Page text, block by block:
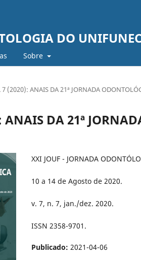
DO
Sobre
7 (2020): ANAIS DA 21ª JORNADA
DA 21ª
XXI JOUF - JORNADA
10 a 14 de Agosto de 2020.
v. 7, n. 7, jan./dez. 2020.
ISSN 2358-9701.
Publicado: 2021-04-06